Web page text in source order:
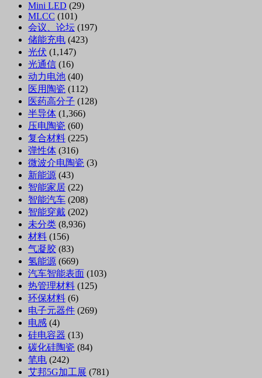
Mini LED (29)
MLCC (101)
会议、论坛 (197)
储能充电 (423)
光伏 (1,147)
光通信 (16)
动力电池 (40)
医用陶瓷 (112)
医药高分子 (128)
半导体 (1,366)
压电陶瓷 (60)
复合材料 (225)
弹性体 (316)
微波介电陶瓷 (3)
新能源 (43)
智能家居 (22)
智能汽车 (208)
智能穿戴 (202)
未分类 (8,936)
材料 (156)
气凝胶 (83)
氢能源 (669)
汽车智能表面 (103)
热管理材料 (125)
环保材料 (6)
电子元器件 (269)
电感 (4)
硅电容器 (13)
碳化硅陶瓷 (84)
笔电 (242)
艾邦5G加工展 (781)